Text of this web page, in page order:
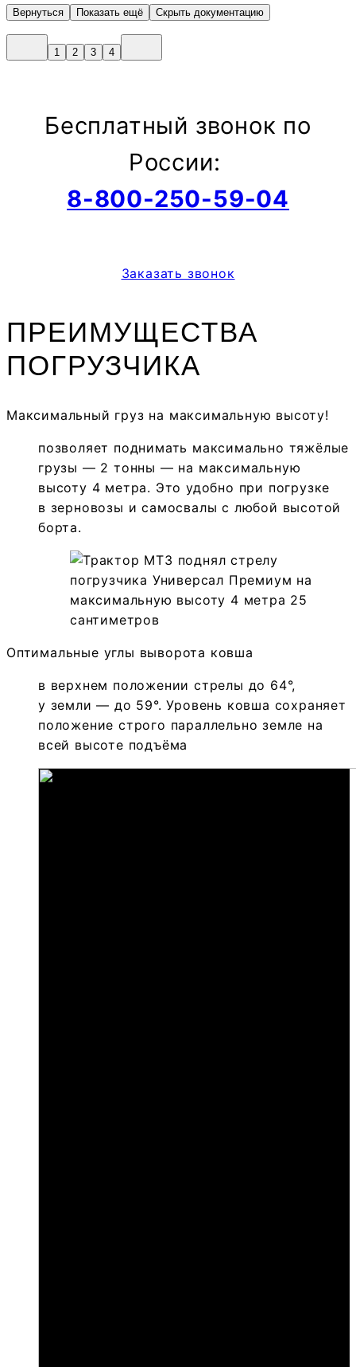
Вернуться Показать ещё Скрыть документацию
1 2 3 4
Бесплатный звонок по
России:
8-800-250-59-04
Заказать звонок
ПРЕИМУЩЕСТВА
ПОГРУЗЧИКА
Максимальный груз на макси­маль­ную высоту!
позволяет поднимать максимально тяжёлые
грузы — 2 тонны — на максимальную
высоту 4 метра. Это удобно при погрузке
в зерновозы и самосвалы с любой высотой
борта.
Оптимальные углы выворота ковша
в верхнем положении стрелы до 64°,
у земли — до 59°. Уровень ковша сохраняет
положение строго параллельно земле на
всей высоте подъёма